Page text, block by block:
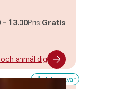
mellan
- och
13.00Pris:Gratis
anmäl dig
Få platser kvar